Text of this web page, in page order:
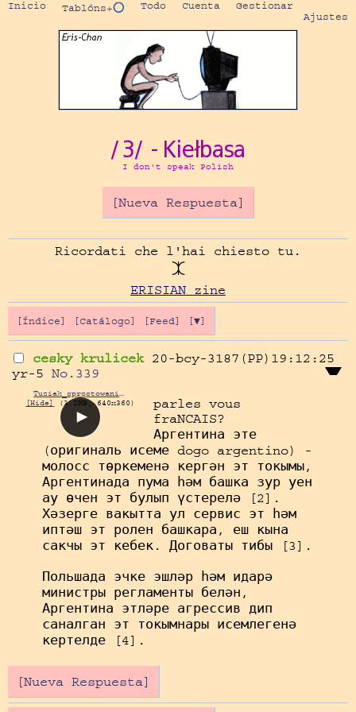
Inicio Tablóns+⭕ Todo Cuenta
Gestionar
Ajustes
/3/ - Kiełbasa
I don't speak Polish
[Nueva Respuesta]
Ricordati che l'hai chiesto tu.
ERISIAN zine
[Índice] [Catálogo] [Feed] [▼]
cesky krulicek 20-bcy-3187(PP)19:12:25
yr-5 No. 339
Tuziak_sprostowanie.webm
[Hide]
(3.2MB, 640x360)
parles vous
fraNCAIS?
Аргентина эте
(оригиналь исеме dogo argentino) -
молосс төркеменә кергән эт токымы,
Аргентинада пума һәм башка зур уен
ау өчен эт булып үстерелә [2].
Хәзерге вакытта ул сервис эт һәм
иптәш эт ролен башкара, еш кына
сакчы эт кебек. Договаты тибы [3].
Польшада эчке эшләр һәм идарә
министры регламенты белән,
Аргентина этләре агрессив дип
саналган эт токымнары исемлегенә
кертелде [4].
[Nueva Respuesta]